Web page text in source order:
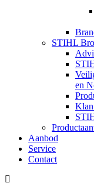
STIHL
en
Aanbod
Service
Contact